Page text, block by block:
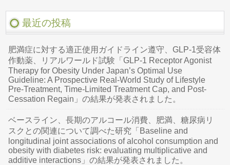
最近の投稿
肥満症に対する適正使用ガイドライン遵守、GLP-1受容体
作動薬、リアルワールド試験「GLP-1 Receptor Agonist
Therapy for Obesity Under Japan’s Optimal Use
Guideline: A Prospective Real-World Study of Lifestyle
Pre-Treatment, Time-Limited Treatment Cap, and Post-
Cessation Regain」の結果が発表されました。
ベースライン、長期のアルコール消費、肥満、糖尿病リ
スクとの関連について調べた研究「Baseline and
longitudinal joint associations of alcohol consumption and
obesity with diabetes risk: evaluating multiplicative and
additive interactions」の結果が発表されました。